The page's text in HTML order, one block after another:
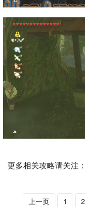
更多相关攻略请关注：
上一页 1 2